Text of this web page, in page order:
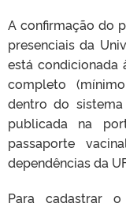
A confirmação do
presenciais da
está condicionada
completo
dentro do
publicada na
passaporte
dependências da
Para cadastrar